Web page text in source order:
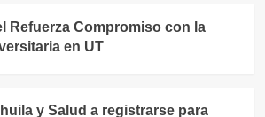
Refuerza Compromiso con la
en UT
y Salud a registrarse para